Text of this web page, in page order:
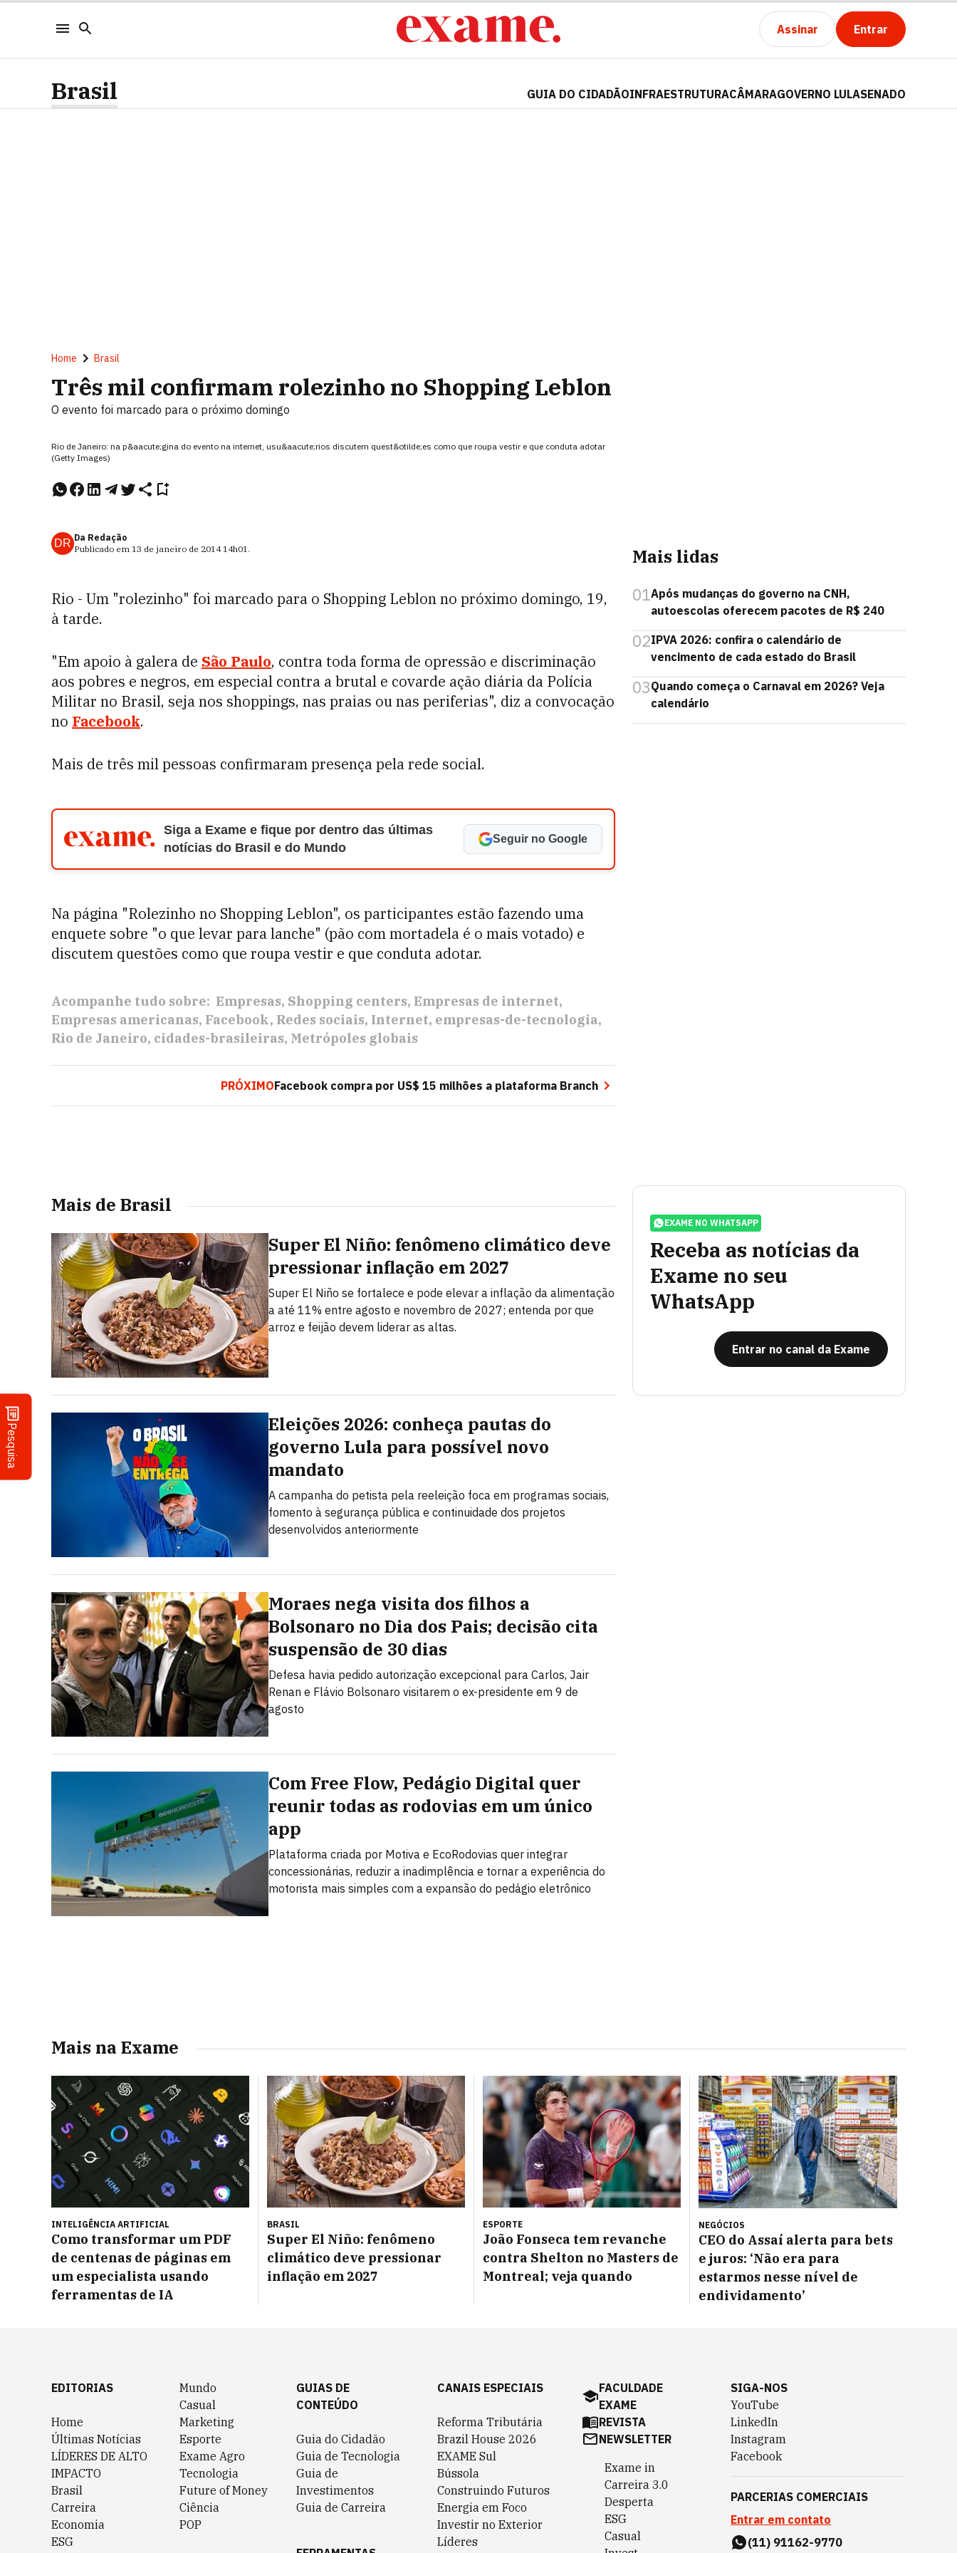
Assinar Entrar
Pesquisa
Brasil GUIA DO CIDADÃOINFRAESTRUTURACÂMARAGOVERNO LULASENADO
Home Brasil
Três mil confirmam rolezinho no Shopping Leblon
O evento foi marcado para o próximo domingo
Rio de Janeiro: na p&aacute;gina do evento na internet, usu&aacute;rios discutem quest&otilde;es como que roupa vestir e que conduta adotar
(Getty Images)
DR Da Redação
Publicado em 13 de janeiro de 2014 14h01.
Rio - Um "rolezinho" foi marcado para o Shopping Leblon no próximo domingo, 19,
à tarde.
"Em apoio à galera de São Paulo, contra toda forma de opressão e discriminação
aos pobres e negros, em especial contra a brutal e covarde ação diária da Polícia
Militar no Brasil, seja nos shoppings, nas praias ou nas periferias", diz a convocação
no Facebook.
Mais de três mil pessoas confirmaram presença pela rede social.
Siga a Exame e fique por dentro das últimas
notícias do Brasil e do Mundo
Seguir no Google
Na página "Rolezinho no Shopping Leblon", os participantes estão fazendo uma
enquete sobre "o que levar para lanche" (pão com mortadela é o mais votado) e
discutem questões como que roupa vestir e que conduta adotar.
Acompanhe tudo sobre: Empresas Shopping centers Empresas de internet
Empresas americanas Facebook Redes sociais Internet empresas-de-tecnologia
Rio de Janeiro cidades-brasileiras Metrópoles globais
PRÓXIMOFacebook compra por US$ 15 milhões a plataforma Branch
Mais de Brasil
Super El Niño: fenômeno climático deve
pressionar inflação em 2027
Super El Niño se fortalece e pode elevar a inflação da alimentação
a até 11% entre agosto e novembro de 2027; entenda por que
arroz e feijão devem liderar as altas.
Eleições 2026: conheça pautas do
governo Lula para possível novo
mandato
A campanha do petista pela reeleição foca em programas sociais,
fomento à segurança pública e continuidade dos projetos
desenvolvidos anteriormente
Moraes nega visita dos filhos a
Bolsonaro no Dia dos Pais; decisão cita
suspensão de 30 dias
Defesa havia pedido autorização excepcional para Carlos, Jair
Renan e Flávio Bolsonaro visitarem o ex-presidente em 9 de
agosto
Com Free Flow, Pedágio Digital quer
reunir todas as rodovias em um único
app
Plataforma criada por Motiva e EcoRodovias quer integrar
concessionárias, reduzir a inadimplência e tornar a experiência do
motorista mais simples com a expansão do pedágio eletrônico
Mais lidas
01Após mudanças do governo na CNH,
autoescolas oferecem pacotes de R$ 240
02IPVA 2026: confira o calendário de
vencimento de cada estado do Brasil
03Quando começa o Carnaval em 2026? Veja
calendário
EXAME NO WHATSAPP
Receba as notícias da
Exame no seu
WhatsApp
Entrar no canal da Exame
Mais na Exame
INTELIGÊNCIA ARTIFICIAL
Como transformar um PDF
de centenas de páginas em
um especialista usando
ferramentas de IA
BRASIL
Super El Niño: fenômeno
climático deve pressionar
inflação em 2027
ESPORTE
João Fonseca tem revanche
contra Shelton no Masters de
Montreal; veja quando
NEGÓCIOS
CEO do Assaí alerta para bets
e juros: ‘Não era para
estarmos nesse nível de
endividamento’
EDITORIAS
Home
Últimas Notícias
LÍDERES DE ALTO
IMPACTO
Brasil
Carreira
Economia
ESG
Mundo
Casual
Marketing
Esporte
Exame Agro
Tecnologia
Future of Money
Ciência
POP
GUIAS DE
CONTEÚDO
Guia do Cidadão
Guia de Tecnologia
Guia de
Investimentos
Guia de Carreira
CANAIS ESPECIAIS
Reforma Tributária
Brazil House 2026
EXAME Sul
Bússola
Construindo Futuros
Energia em Foco
Investir no Exterior
Líderes
FACULDADE
EXAME
REVISTA
NEWSLETTER
Exame in
Carreira 3.0
Desperta
ESG
Casual
SIGA-NOS
YouTube
LinkedIn
Instagram
Facebook
PARCERIAS COMERCIAIS
Entrar em contato
(11) 91162-9770